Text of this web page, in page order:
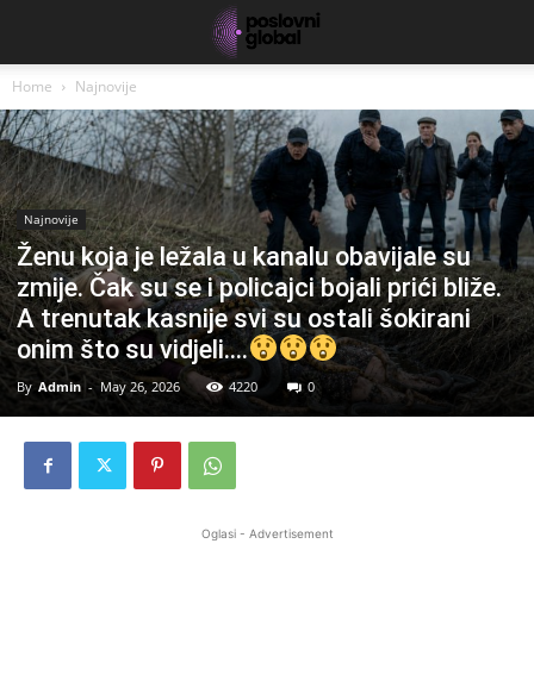
Home Najnovije
Najnovije
Ženu koja je ležala u kanalu obavijale su
zmije. Čak su se i policajci bojali prići bliže.
A trenutak kasnije svi su ostali šokirani
onim što su vidjeli….
By Admin - May 26, 2026 4220 0
Oglasi - Advertisement